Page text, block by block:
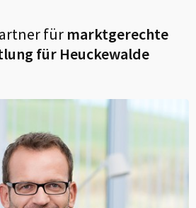
fürmarktgerechte
für Heuckewalde